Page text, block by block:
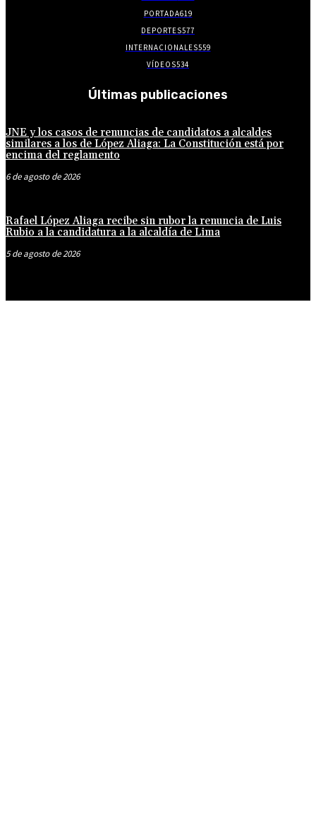
PORTADA619
DEPORTES577
INTERNACIONALES559
VÍDEOS534
Últimas publicaciones
JNE y los casos de renuncias de candidatos a alcaldes
similares a los de López Aliaga: La Constitución está por
encima del reglamento
6 de agosto de 2026
Rafael López Aliaga recibe sin rubor la renuncia de Luis
Rubio a la candidatura a la alcaldía de Lima
5 de agosto de 2026